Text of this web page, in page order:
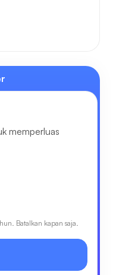
memperluas
Batalkan kapan saja.